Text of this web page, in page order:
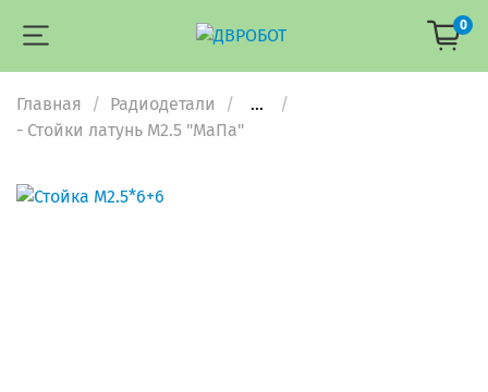
0
Главная Радиодетали
...
- Стойки латунь М2.5 "МаПа"